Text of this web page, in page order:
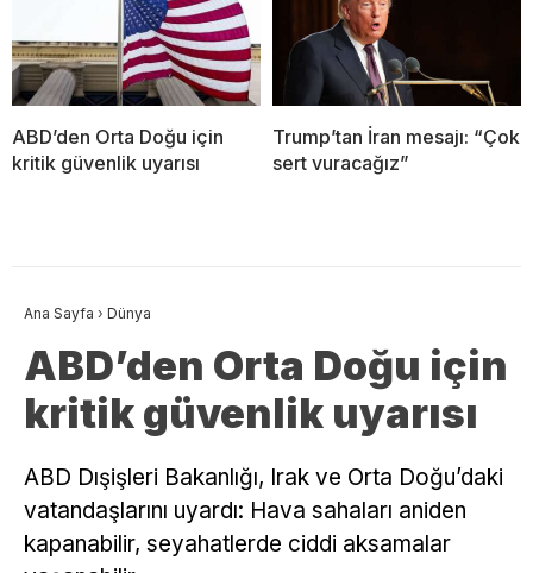
ABD’den Orta Doğu için
kritik güvenlik uyarısı
Trump’tan İran mesajı: “Çok
sert vuracağız”
Ana Sayfa › Dünya
ABD’den Orta Doğu için
kritik güvenlik uyarısı
ABD Dışişleri Bakanlığı, Irak ve Orta Doğu’daki
vatandaşlarını uyardı: Hava sahaları aniden
kapanabilir, seyahatlerde ciddi aksamalar